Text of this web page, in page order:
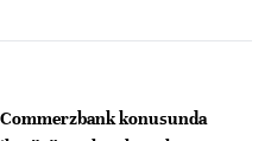
konusunda